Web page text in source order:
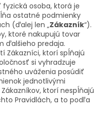
osoba, ktorá je
ostatné podmienky
(ďalej len „Zákazník“).
ktoré nakupujú tovar
ďalšieho predaja.
Zákazníci, ktorí spĺňajú
si vyhradzuje
uváženia posúdiť
jednotlivými
ktorí nespĺňajú
Pravidlách, a to podľa